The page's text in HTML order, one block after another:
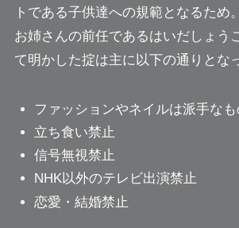
トである子供達への規範となるため
お姉さんの前任であるはいだしょう
て明かした掟は主に以下の通りとな
ファッションやネイルは派手なも
立ち食い禁止
信号無視禁止
NHK以外のテレビ出演禁止
恋愛・結婚禁止